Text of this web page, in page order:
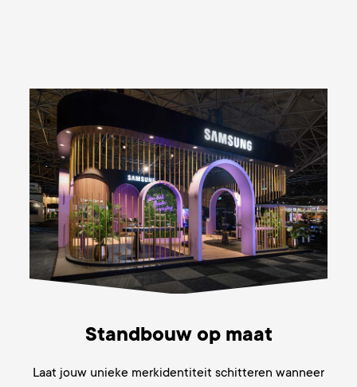
Standbouw op maat
Laat jouw unieke merkidentiteit schitteren wanneer